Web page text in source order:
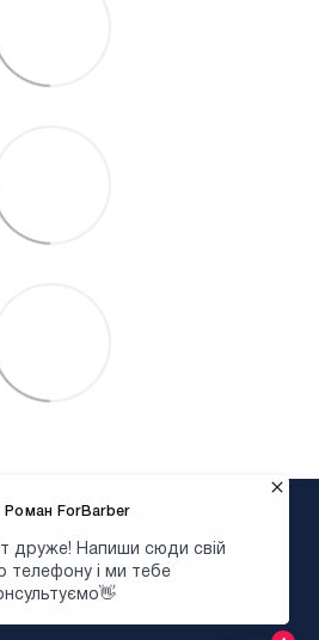
+380673954135
информация
версия сайта